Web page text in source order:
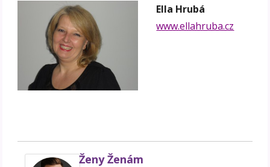
Ella Hrubá
www.ellahruba.cz
Ženy Ženám